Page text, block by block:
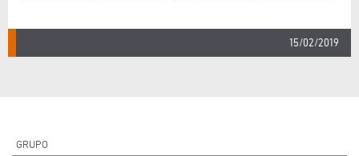
15/02/2019
GRUPO